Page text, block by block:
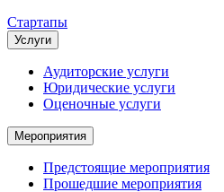
Стартапы
Услуги
Аудиторские услуги
Юридические услуги
Оценочные услуги
Мероприятия
Предстоящие мероприятия
Прошедшие мероприятия